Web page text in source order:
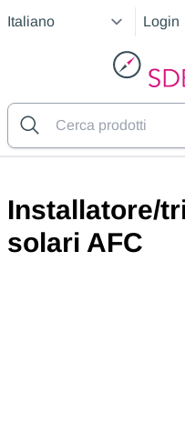
Login
SDBB
Installatore/
solari AFC